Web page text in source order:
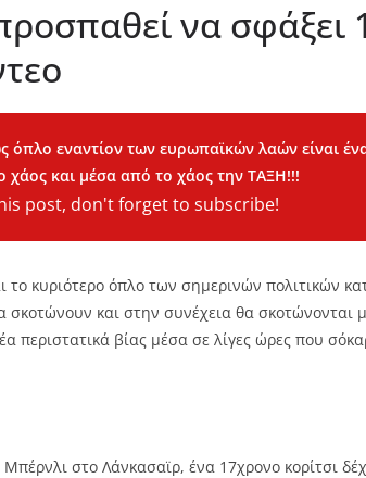
να σφάξει
όπλο εναντίον των ευρωπαϊκών λαών είναι
χάος και μέσα από το χάος την ΤΑΞΗ!!!
post, don't forget to subscribe!
κυριότερο όπλο των σημερινών πολιτικών
σκοτώνουν και στην συνέχεια θα
περιστατικά βίας μέσα σε λίγες ώρες που
στο Λάνκασαϊρ, ένα 17χρονο κορίτσι